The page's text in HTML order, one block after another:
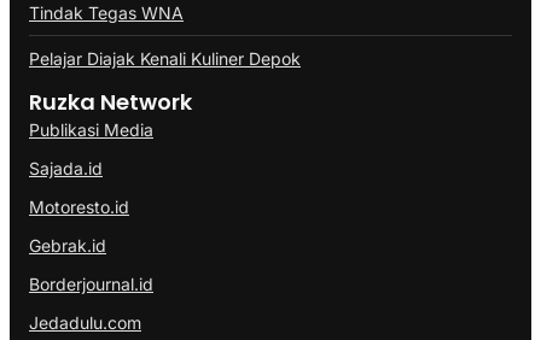
Tindak Tegas WNA
Pelajar Diajak Kenali Kuliner Depok
Ruzka Network
Publikasi Media
Sajada.id
Motoresto.id
Gebrak.id
Borderjournal.id
Jedadulu.com